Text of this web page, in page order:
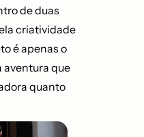
de duas
criatividade
é apenas o
aventura que
quanto